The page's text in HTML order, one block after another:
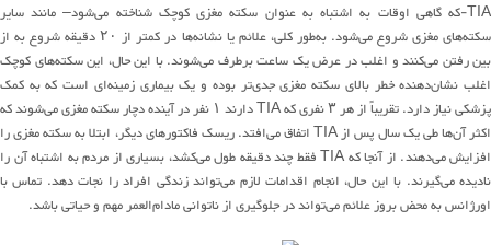
TIA- که گاهی اوقات به اشتباه به عنوان سکته مغزی کوچک شناخته میشود– مانند سایر
سکتههایمغزی شروعمیشود.بهطورکلی، علائم یانشانه‌ها در کمتر از ۲۰دقیقه شروع به از
بین رفتنمیکنندو اغلب در عرض یک ساعت برطرفمیشوند.با این حال، اینسکتههایکوچک
اغلب نشاندهندهخطر بالای سکته مغزیجدیتر بوده و یکبیماریزمینهای است که به کمک
پزشکینیازدارد.تقریباً از هر۳نفری کهTIAدارند ۱ نفر در آینده دچار سکته مغزیمیشوندکه
اکثرآنهاطی یک سال پس ازTIAاتفاقمیافتد.ریسک فاکتورهای دیگر، ابتلا به سکته مغزی را
افزایشمیدهند. از آنجا کهTIAفقط چند دقیقه طولمیکشد، بسیاری از مردم به اشتباهآنرا
نادیدهمیگیرند. با این حال، انجام اقدامات لازم میتواندزندگی افرادرا نجات دهد. تماس با
اورژانسبه محض بروز علائممی‌توانددر جلوگیری از ناتوانیمادامالعمرمهم و حیاتی باشد.